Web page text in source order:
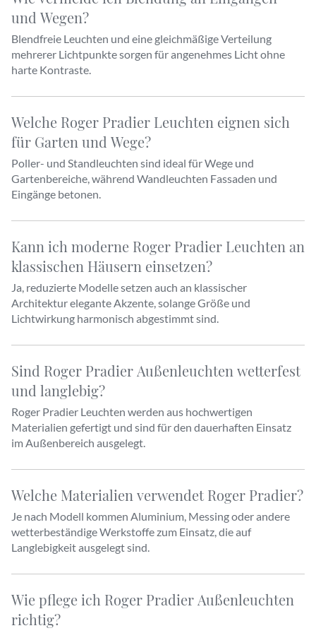
und Wegen?
Blendfreie Leuchten und eine gleichmäßige Verteilung
mehrerer Lichtpunkte sorgen für angenehmes Licht ohne
harte Kontraste.
Welche Roger Pradier Leuchten eignen sich
für Garten und Wege?
Poller- und Standleuchten sind ideal für Wege und
Gartenbereiche, während Wandleuchten Fassaden und
Eingänge betonen.
Kann ich moderne Roger Pradier Leuchten an
klassischen Häusern einsetzen?
Ja, reduzierte Modelle setzen auch an klassischer
Architektur elegante Akzente, solange Größe und
Lichtwirkung harmonisch abgestimmt sind.
Sind Roger Pradier Außenleuchten wetterfest
und langlebig?
Roger Pradier Leuchten werden aus hochwertigen
Materialien gefertigt und sind für den dauerhaften Einsatz
im Außenbereich ausgelegt.
Welche Materialien verwendet Roger Pradier?
Je nach Modell kommen Aluminium, Messing oder andere
wetterbeständige Werkstoffe zum Einsatz, die auf
Langlebigkeit ausgelegt sind.
Wie pflege ich Roger Pradier Außenleuchten
richtig?